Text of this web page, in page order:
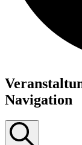
Navigation